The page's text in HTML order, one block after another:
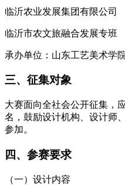
临沂农业发展集团有限公司
临沂市农文旅融合发展专班
承办单位：山东工艺美术学
三、征集对象
大赛面向全社会公开征集，
名，鼓励设计机构、设计师
参加。
四、参赛要求
（一）设计内容